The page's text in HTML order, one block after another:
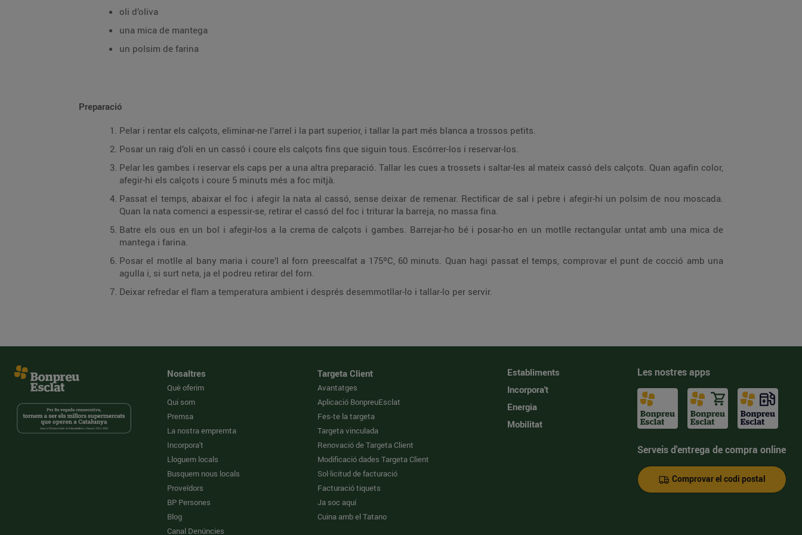
oli d’oliva
una mica de mantega
un polsim de farina
Preparació
Pelar i rentar els calçots, eliminar-ne l’arrel i la part superior, i tallar la part més blanca a trossos petits.
Posar un raig d’oli en un cassó i coure els calçots fins que siguin tous. Escórrer-los i reservar-los.
Pelar les gambes i reservar els caps per a una altra preparació. Tallar les cues a trossets i saltar-les al mateix cassó dels calçots. Quan agafin color,
afegir-hi els calçots i coure 5 minuts més a foc mitjà.
Passat el temps, abaixar el foc i afegir la nata al cassó, sense deixar de remenar. Rectificar de sal i pebre i afegir-hi un polsim de nou moscada.
Quan la nata comenci a espessir-se, retirar el cassó del foc i triturar la barreja, no massa fina.
Batre els ous en un bol i afegir-los a la crema de calçots i gambes. Barrejar-ho bé i posar-ho en un motlle rectangular untat amb una mica de
mantega i farina.
Posar el motlle al bany maria i coure’l al forn preescalfat a 175ºC, 60 minuts. Quan hagi passat el temps, comprovar el punt de cocció amb una
agulla i, si surt neta, ja el podreu retirar del forn.
Deixar refredar el flam a temperatura ambient i després desemmotllar-lo i tallar-lo per servir.
Nosaltres
Què oferim
Qui som
Premsa
La nostra empremta
Incorpora't
Lloguem locals
Busquem nous locals
Proveïdors
BP Persones
Blog
Canal Denúncies
Targeta Client
Avantatges
Aplicació BonpreuEsclat
Fes-te la targeta
Targeta vinculada
Renovació de Targeta Client
Modificació dades Targeta Client
Sol·licitud de facturació
Facturació tiquets
Ja soc aquí
Cuina amb el Tatano
Establiments
Incorpora't
Energia
Mobilitat
Les nostres apps
Serveis d'entrega de compra online
Comprovar el codi postal